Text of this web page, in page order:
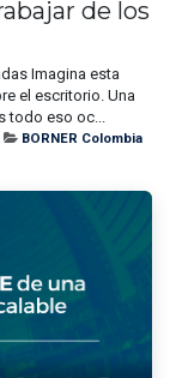
de los
Imagina esta
el escritorio. Una
eso oc...
BORNER Colombia